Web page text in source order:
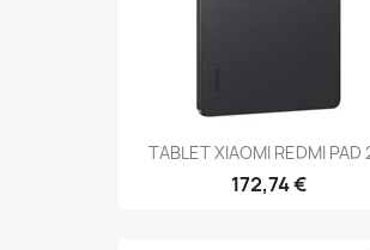
TABLET XIAOMI REDMI PAD
172,74 €